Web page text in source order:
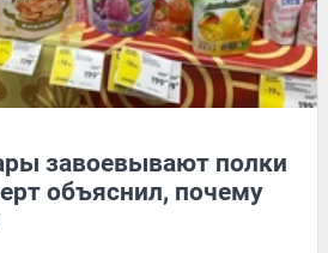
завоевывают полки
объяснил, почему